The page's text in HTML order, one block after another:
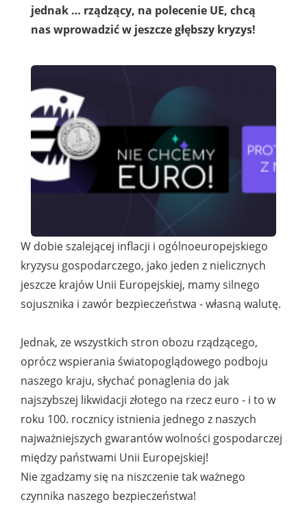
jednak … rządzący, na polecenie UE, chcą
nas wprowadzić w jeszcze głębszy kryzys!
W dobie szalejącej inflacji i ogólnoeuropejskiego
kryzysu gospodarczego, jako jeden z nielicznych
jeszcze krajów Unii Europejskiej, mamy silnego
sojusznika i zawór bezpieczeństwa - własną walutę.
Jednak, ze wszystkich stron obozu rządzącego,
oprócz wspierania światopoglądowego podboju
naszego kraju, słychać ponaglenia do jak
najszybszej likwidacji złotego na rzecz euro - i to w
roku 100. rocznicy istnienia jednego z naszych
najważniejszych gwarantów wolności gospodarczej
między państwami Unii Europejskiej!
Nie zgadzamy się na niszczenie tak ważnego
czynnika naszego bezpieczeństwa!